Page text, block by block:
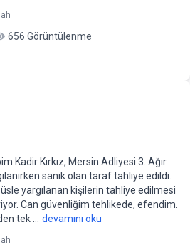
656 Görüntülenme
Kadir Kırkız, Mersin Adliyesi 3. Ağır
sanık olan taraf tahliye edildi.
yargılanan kişilerin tahliye edilmesi
Can güvenliğim tehlikede, efendim.
tek ...
devamını oku